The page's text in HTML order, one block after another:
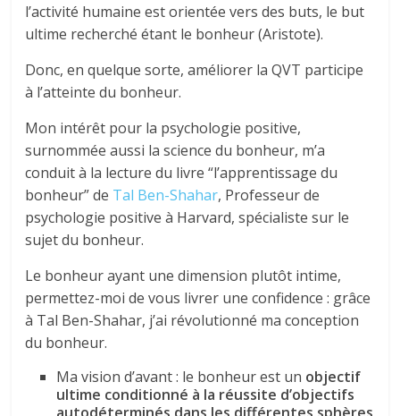
l’activité humaine est orientée vers des buts, le but
ultime recherché étant le bonheur (Aristote).
Donc, en quelque sorte, améliorer la QVT participe
à l’atteinte du bonheur.
Mon intérêt pour la psychologie positive,
surnommée aussi la science du bonheur, m’a
conduit à la lecture du livre “l’apprentissage du
bonheur” de Tal Ben-Shahar, Professeur de
psychologie positive à Harvard, spécialiste sur le
sujet du bonheur.
Le bonheur ayant une dimension plutôt intime,
permettez-moi de vous livrer une confidence : grâce
à Tal Ben-Shahar, j’ai révolutionné ma conception
du bonheur.
Ma vision d’avant : le bonheur est un objectif
ultime conditionné à la réussite d’objectifs